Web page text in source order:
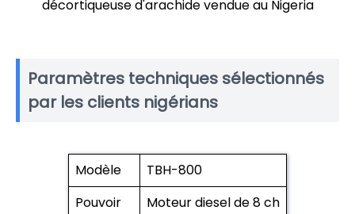
décortiqueuse d'arachide vendue au Nigeria
Paramètres techniques sélectionnés
par les clients nigérians
Modèle
TBH-800
Pouvoir
Moteur diesel de 8 ch